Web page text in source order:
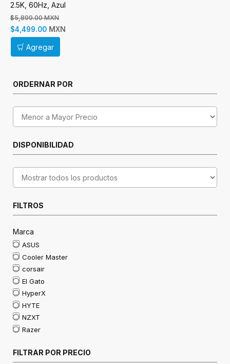
2.5K, 60Hz, Azul
$5,899.00 MXN
$4,499.00 MXN
Agregar
ORDERNAR POR
DISPONIBILIDAD
FILTROS
Marca
ASUS
Cooler Master
corsair
El Gato
HyperX
HYTE
NZXT
Razer
FILTRAR POR PRECIO